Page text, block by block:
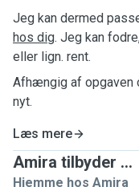
Jeg kan dermed
hos dig. Jeg kan
eller lign. rent.
Afhængig af opgaven
nyt.
Læs mere
Amira tilbyder ...
Hjemme hos Amira